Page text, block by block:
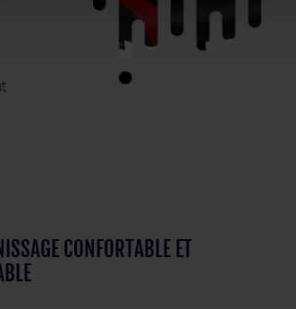
CONFORTABLE ET